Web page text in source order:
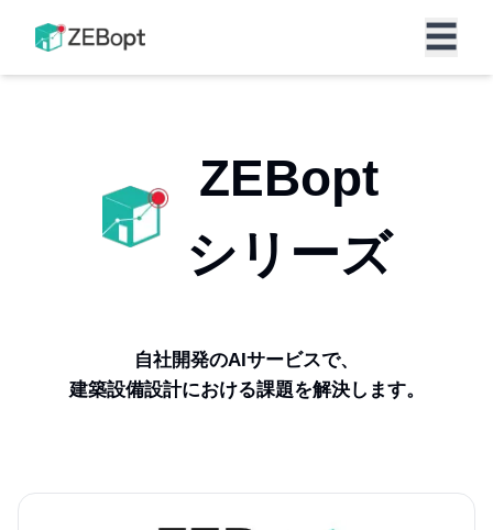
☰
ZEBopt
シリーズ
自社開発のAIサービスで、
建築設備設計における課題を解決します。